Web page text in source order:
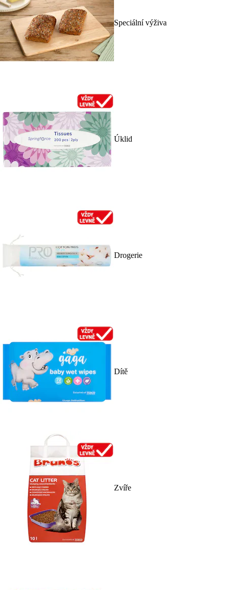
Speciální výživa
Úklid
Drogerie
Dítě
Zvíře